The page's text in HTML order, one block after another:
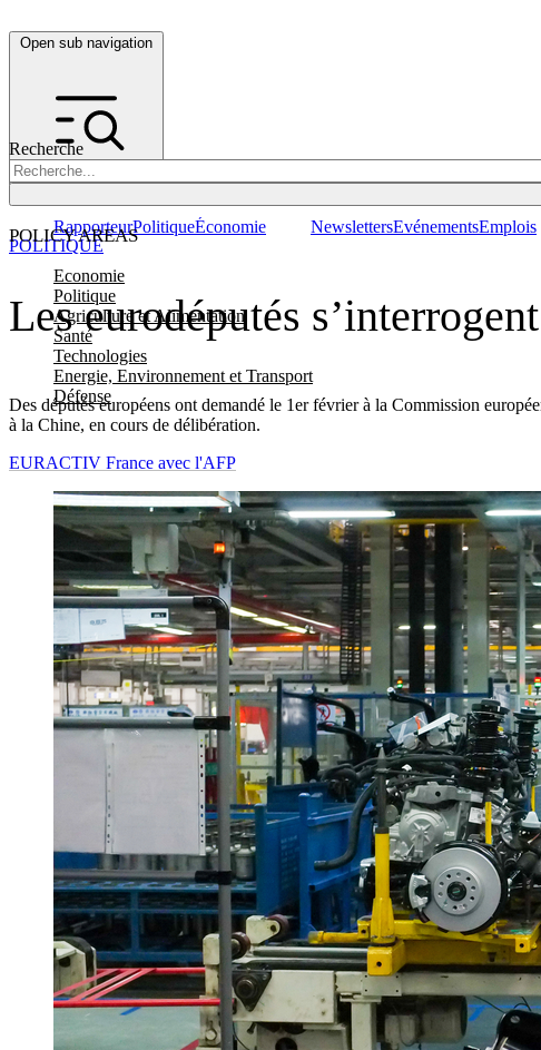
Open sub navigation
Recherche
POLICY AREAS
Economie
Politique
Agriculture et Alimentation
Santé
Technologies
Energie, Environnement et Transport
Défense
RapporteurPolitiqueÉconomie NewslettersEvénementsEmplois
Les eurodéputés
Des députés européens ont demandé le 1er février à la Commission
à la Chine, en cours de délibération.
POLITIQUE
EURACTIV France avec l'AFP